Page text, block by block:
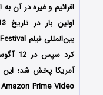
افرائیم و غیره در آن
آمریکا پخش شد؛